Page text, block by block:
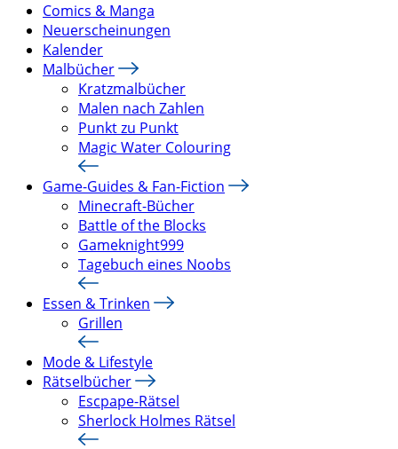
Comics & Manga
Neuerscheinungen
Kalender
Malbücher
Kratzmalbücher
Malen nach Zahlen
Punkt zu Punkt
Magic Water Colouring
Game-Guides & Fan-Fiction
Minecraft-Bücher
Battle of the Blocks
Gameknight999
Tagebuch eines Noobs
Essen & Trinken
Grillen
Mode & Lifestyle
Rätselbücher
Escpape-Rätsel
Sherlock Holmes Rätsel